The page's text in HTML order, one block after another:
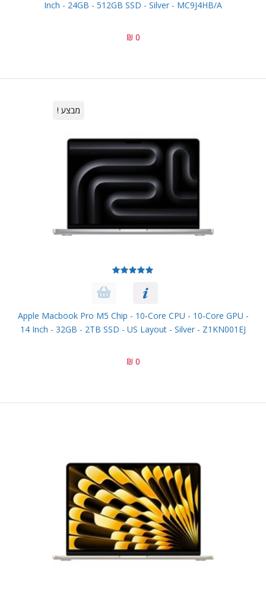
Inch - 24GB - 512GB SSD - Silver - MC9J4HB/A
0 ₪
מבצע !
Apple Macbook Pro M5 Chip - 10‑core CPU - 10‑core GPU -
14 Inch - 32GB - 2TB SSD - US Layout - Silver - Z1KN001EJ
0 ₪